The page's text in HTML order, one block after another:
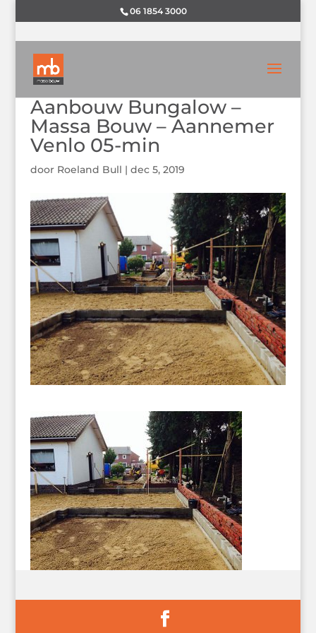
06 1854 3000
Aanbouw Bungalow –
Massa Bouw – Aannemer
Venlo 05-min
door Roeland Bull | dec 5, 2019